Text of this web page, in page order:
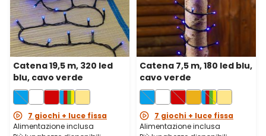
Catena 19,5 m, 320 led
blu, cavo verde
7 giochi + luce fissa
Alimentazione inclusa
Catena 7,5 m, 180 led blu,
cavo verde
7 giochi + luce fissa
Alimentazione inclusa